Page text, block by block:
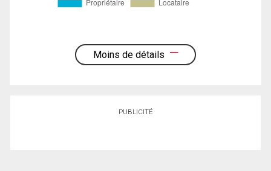
Moins de détails
PUBLICITÉ